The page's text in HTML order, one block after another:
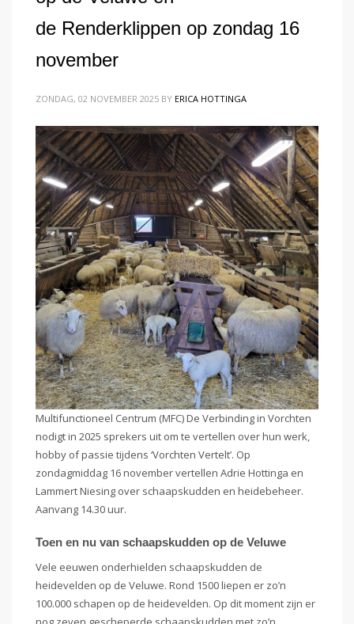
de Renderklippen op zondag 16
november
ZONDAG, 02 NOVEMBER 2025 BY ERICA HOTTINGA
Multifunctioneel Centrum (MFC) De Verbinding in Vorchten
nodigt in 2025 sprekers uit om te vertellen over hun werk,
hobby of passie tijdens ‘Vorchten Vertelt’. Op
zondagmiddag 16 november vertellen Adrie Hottinga en
Lammert Niesing over schaapskudden en heidebeheer.
Aanvang 14.30 uur.
Toen en nu van schaapskudden op de Veluwe
Vele eeuwen onderhielden schaapskudden de
heidevelden op de Veluwe. Rond 1500 liepen er zo’n
100.000 schapen op de heidevelden. Op dit moment zijn er